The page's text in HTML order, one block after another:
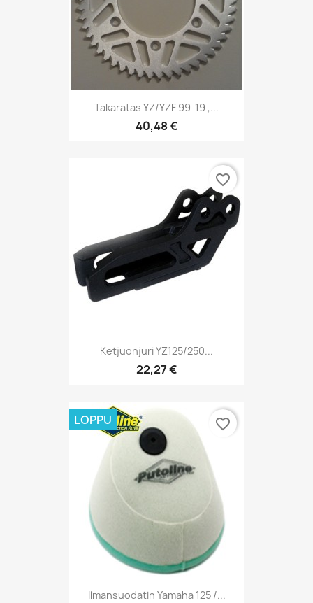
Takaratas YZ/YZF 99-19 ,...
40,48 €
Ketjuohjuri YZ125/250...
22,27 €
favorite_border
Ilmansuodatin Yamaha 125 /...
LOPPU favorite_border